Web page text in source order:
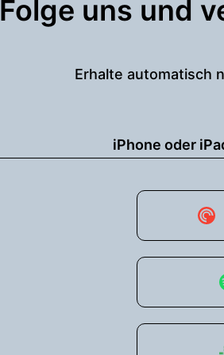
Folge uns und
Erhalte automatisch
iPhone oder